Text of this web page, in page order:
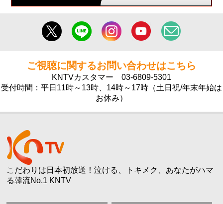
ご視聴に関するお問い合わせはこちら
KNTVカスタマー 03-6809-5301
受付時間：平日11時～13時、14時～17時（土日祝/年末年始は
お休み）
こだわりは日本初放送！泣ける、トキメク、あなたがハマ
る韓流No.1 KNTV